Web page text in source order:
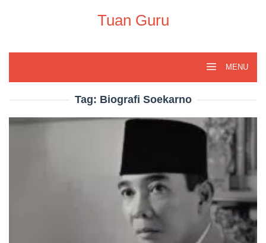
Tuan Guru
MENU
Tag: Biografi Soekarno